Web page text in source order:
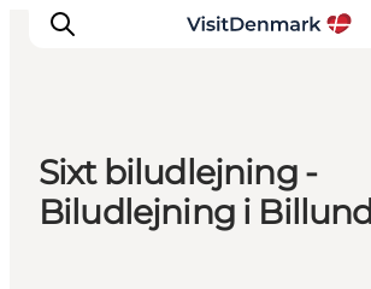
Inspirasjon
Reisemål
Sixt biludlejning -
Biludlejning i Billund